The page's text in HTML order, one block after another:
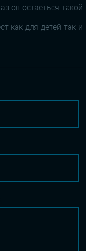
он остаеться такой
как для детей так и